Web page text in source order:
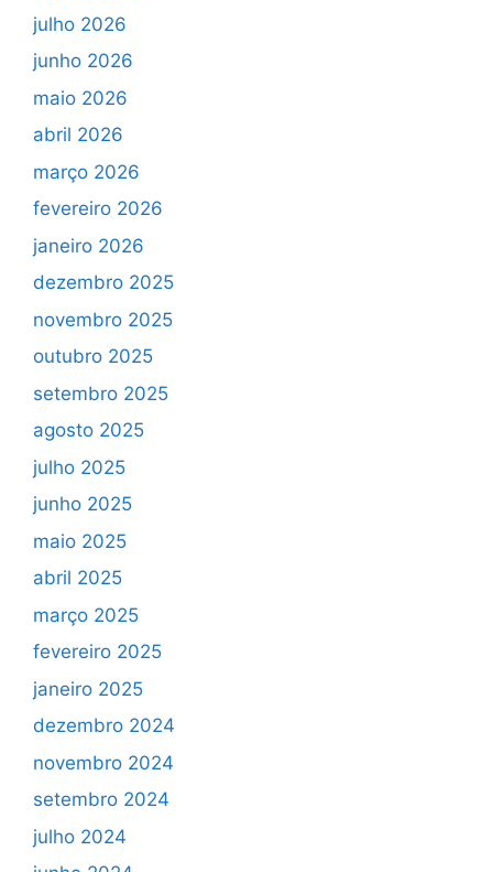
julho 2026
junho 2026
maio 2026
abril 2026
março 2026
fevereiro 2026
janeiro 2026
dezembro 2025
novembro 2025
outubro 2025
setembro 2025
agosto 2025
julho 2025
junho 2025
maio 2025
abril 2025
março 2025
fevereiro 2025
janeiro 2025
dezembro 2024
novembro 2024
setembro 2024
julho 2024